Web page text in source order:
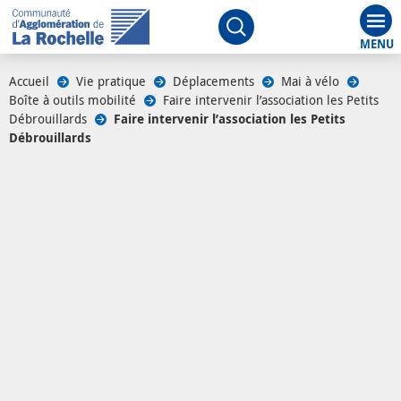
Ouvrir le moteur de
Accueil Vie pratique Déplacements Mai à vélo
Boîte à outils mobilité
Faire intervenir l’association les Petits
Débrouillards
Faire intervenir l’association les Petits
Débrouillards